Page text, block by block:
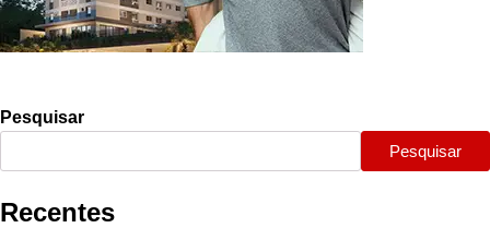
Pesquisar
Pesquisar
Recentes